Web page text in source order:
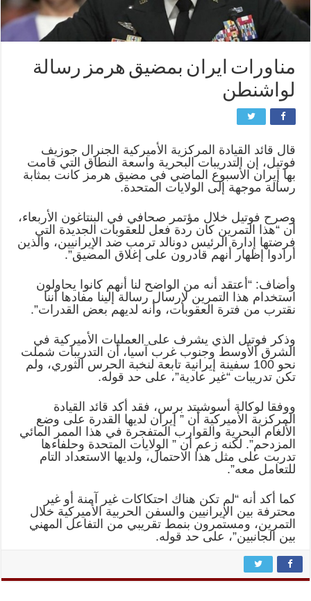
مناورات ايران بمضيق هرمز رسالة
لواشنطن
قال قائد القيادة المركزية الأميركية الجنرال جوزيف
فوتيل، إن التدريبات البحرية واسعة النطاق التي قامت
بها إيران الأسبوع الماضي في مضيق هرمز كانت بمثابة
رسالة موجهة إلى الولايات المتحدة.
وصرح فوتيل خلال مؤتمر صحافي في البنتاغون الأربعاء،
أن “هذا التمرين كان ردة فعل للعقوبات الجديدة التي
فرضتها إدارة الرئيس دونالد ترمب ضد الإيرانيين، والذين
أرادوا إظهار أنهم قادرون على إغلاق المضيق”.
وأضاف: “أعتقد أنه من الواضح لنا أنهم كانوا يحاولون
استخدام هذا التمرين لإرسال رسالة إلينا مفادها أننا
نقترب من فترة العقوبات، وأنه لديهم بعض القدرات”.
وذكر فوتيل الذي يشرف على العمليات الأميركية في
الشرق الأوسط وجنوب غرب آسيا، أن التدريبات شملت
نحو 100 سفينة إيرانية تابعة لنخبة الحرس الثوري، ولم
تكن تدريبات “غير عادية”، على حد قوله.
ووفقا لوكالة أسوشيتد برس، فقد أكد قائد القيادة
المركزية الأميركية أن ” إيران لديها القدرة على وضع
الألغام البحرية والقوارب المتفجرة في هذا الممر المائي
المزدحم”. لكنه زعم أن ” الولايات المتحدة وحلفاءها
تدربت على مثل هذا الاحتمال، ولديها الاستعداد التام
للتعامل معه”.
كما أكد أنه “لم تكن هناك احتكاكات غير آمنة أو غير
محترفة بين الإيرانيين والسفن الحربية الأميركية خلال
التمرين، ومستمرون بنمط تقريبي من التفاعل المهني
بين الجانبين”، على حد قوله.